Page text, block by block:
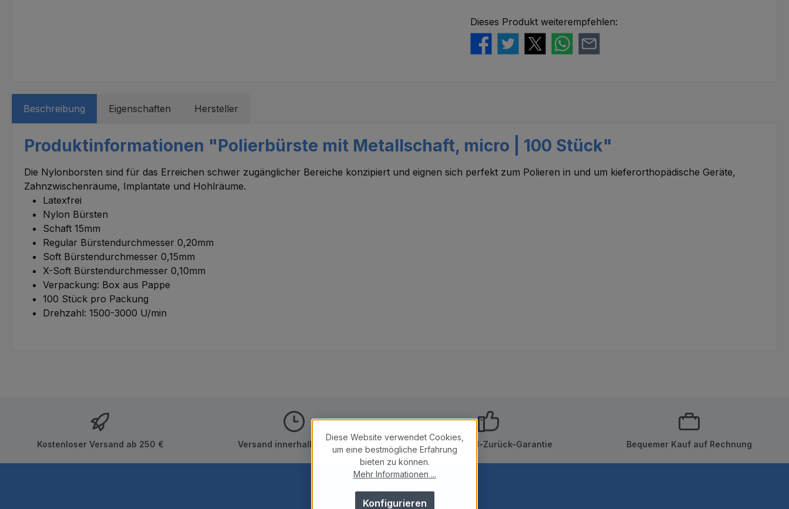
Dieses Produkt weiterempfehlen:
Beschreibung Eigenschaften Hersteller
Produktinformationen "Polierbürste mit Metallschaft, micro | 100 Stück"
Die Nylonborsten sind für das Erreichen schwer zugänglicher Bereiche konzipiert und eignen sich perfekt zum Polieren in und um kieferorthopädische Geräte,
Zahnzwischenräume, Implantate und Hohlräume.
Latexfrei
Nylon Bürsten
Schaft 15mm
Regular Bürstendurchmesser 0,20mm
Soft Bürstendurchmesser 0,15mm
X-Soft Bürstendurchmesser 0,10mm
Verpackung: Box aus Pappe
100 Stück pro Packung
Drehzahl: 1500-3000 U/min
Kostenloser Versand ab 250 € Versand innerhalb von 24h 10 Tage Geld-Zurück-Garantie Bequemer Kauf auf Rechnung
Newsletter
Diese Website verwendet Cookies,
um eine bestmögliche Erfahrung
bieten zu können.
Mehr Informationen ...
Konfigurieren